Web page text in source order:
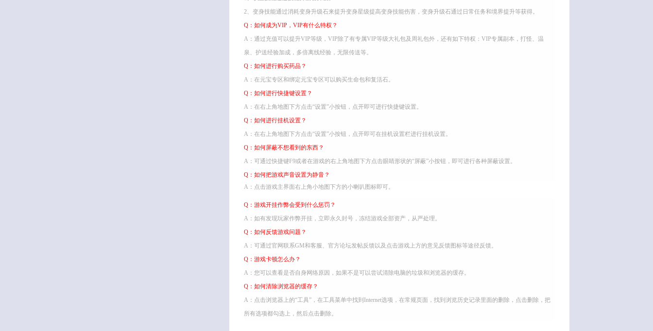
2、变身技能通过消耗变身升级石来提升变身星级提高变身技能伤害，变身升级石通过日常任务和境界提升等获得。
Q：如何成为VIP，VIP有什么特权？
A：通过充值可以提升VIP等级，VIP除了有专属VIP等级大礼包及周礼包外，还有如下特权：VIP专属副本，打怪、温
泉、护送经验加成，多倍离线经验，无限传送等。
Q：如何进行购买药品？
A：在元宝专区和绑定元宝专区可以购买生命包和复活石。
Q：如何进行快捷键设置？
A：在右上角地图下方点击“设置”小按钮，点开即可进行快捷键设置。
Q：如何进行挂机设置？
A：在右上角地图下方点击“设置”小按钮，点开即可在挂机设置栏进行挂机设置。
Q：如何屏蔽不想看到的东西？
A：可通过快捷键F9或者在游戏的右上角地图下方点击眼睛形状的“屏蔽”小按钮，即可进行各种屏蔽设置。
Q：如何把游戏声音设置为静音？
A：点击游戏主界面右上角小地图下方的小喇叭图标即可。
Q：游戏开挂作弊会受到什么惩罚？
A：如有发现玩家作弊开挂，立即永久封号，冻结游戏全部资产，从严处理。
Q：如何反馈游戏问题？
A：可通过官网联系GM和客服、官方论坛发帖反馈以及点击游戏上方的意见反馈图标等途径反馈。
Q：游戏卡顿怎么办？
A：您可以查看是否自身网络原因，如果不是可以尝试清除电脑的垃圾和浏览器的缓存。
Q：如何清除浏览器的缓存？
A：点击浏览器上的“工具”，在工具菜单中找到Internet选项，在常规页面，找到浏览历史记录里面的删除，点击删除，把
所有选项都勾选上，然后点击删除。